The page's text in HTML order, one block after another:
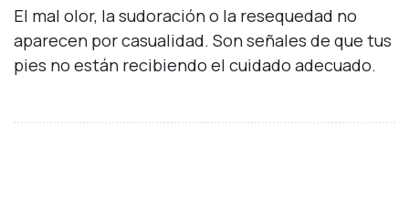
El mal olor, la sudoración o la resequedad no
aparecen por casualidad. Son señales de que tus
pies no están recibiendo el cuidado adecuado.